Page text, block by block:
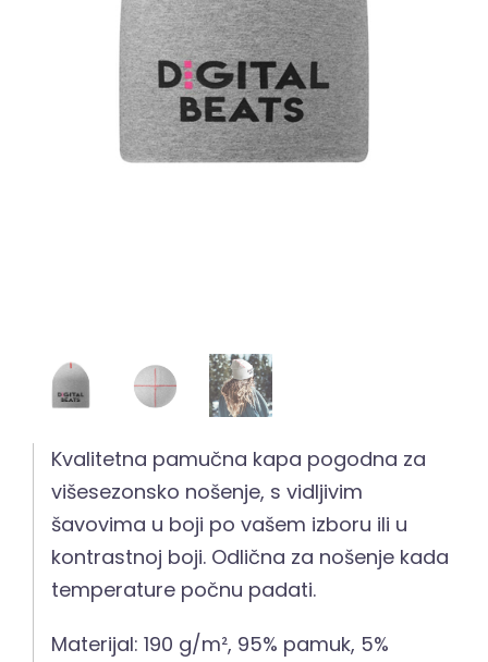
Kvalitetna pamučna kapa pogodna za
višesezonsko nošenje, s vidljivim
šavovima u boji po vašem izboru ili u
kontrastnoj boji. Odlična za nošenje kada
temperature počnu padati.
Materijal: 190 g/m², 95% pamuk, 5%